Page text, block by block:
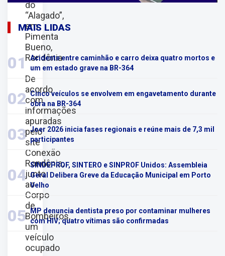
do
“Alagado”,
em
Pimenta
Bueno,
Rondônia
De
acordo
com
informações
apuradas
pelo
site
Conexão
Rondônia,
junto
ao
Corpo
de
Bombeiros,
um
veículo
ocupado
MAIS LIDAS
01 Acidente entre caminhão e carro deixa quatro mortos e
um em estado grave na BR-364
02 Cinco veículos se envolvem em engavetamento durante
obra na BR-364
03 Joer 2026 inicia fases regionais e reúne mais de 7,3 mil
participantes
04
SINDEPROF, SINTERO e SINPROF Unidos: Assembleia
Geral Delibera Greve da Educação Municipal em Porto
Velho
05
MP denuncia dentista preso por contaminar mulheres
com HIV; quatro vítimas são confirmadas